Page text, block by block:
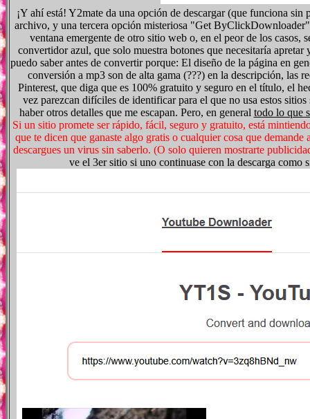
¡Y ahí está! Y2mate da una opción de descargar (que funciona
archivo, y una tercera opción misteriosa "Get
ventana emergente de otro sitio web o, en el peor de los casos,
convertidor azul, que solo muestra botones que necesitaría
puedo saber antes de convertir porque: El diseño de la página en
conversión a mp3 son de alta gama (???) en la descripción, las
Pinterest, que diga que es 100% gratuito y seguro en el título, el
vez parezcan difíciles de identificar para el que no usa estos
haber otros detalles que me escapan. Pero, en general todo lo que
Si un sitio promete ser rápido, fácil, seguro y gratuito, está
que te dicen que ganaste algo gratis o cualquier cosa que
descargues un virus sin saberlo. (O solo quieren mostrarte
ve el 3er sitio si uno continuase con la descarga como